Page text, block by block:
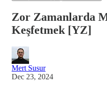
Zor Zamanlarda
Keşfetmek [YZ]
Mert Susur
Dec 23, 2024